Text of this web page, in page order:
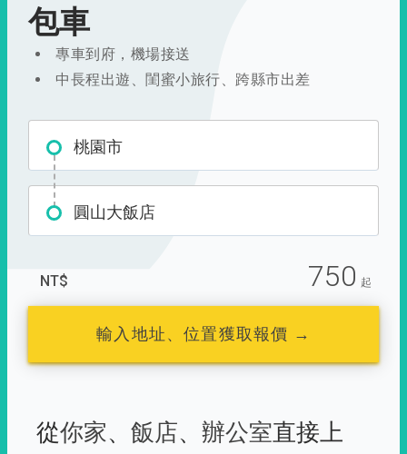
包車
專車到府，機場接送
中長程出遊、閨蜜小旅行、跨縣市出差
桃園市
圓山大飯店
NT$ 750 起
輸入地址、位置獲取報價 →
從你家、 飯店、 辦公室直接上